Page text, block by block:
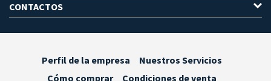
CONTACTOS
Perfil de la empresa
Nuestros Servicios
Cómo comprar
Condiciones de venta